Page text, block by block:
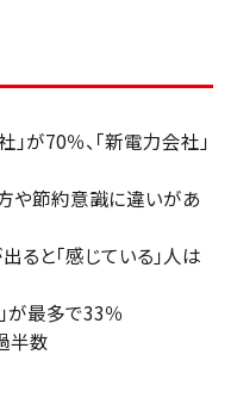
が70％、「新電力会社」
や節約意識に違いがあ
と「感じている」人は
が最多で33％
半数